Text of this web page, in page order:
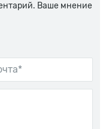
Ваше мнение